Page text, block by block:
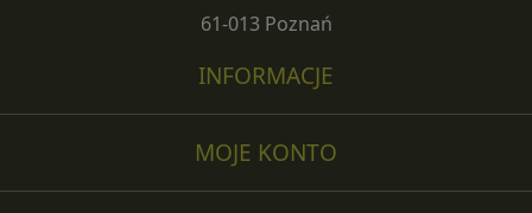
MOJE KONTO
61-013 Poznań
INFORMACJE